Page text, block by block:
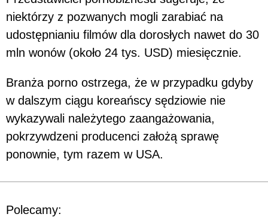
niektórzy z pozwanych mogli zarabiać na
udostępnianiu filmów dla dorosłych nawet do 30
mln wonów (około 24 tys. USD) miesięcznie.
Branża porno ostrzega, że w przypadku gdyby
w dalszym ciągu koreańscy sędziowie nie
wykazywali należytego zaangażowania,
pokrzywdzeni producenci założą sprawę
ponownie, tym razem w USA.
Polecamy: